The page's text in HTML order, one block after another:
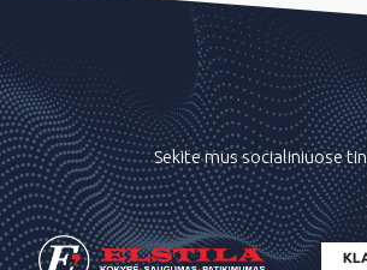
Sekite mus socialiniuose